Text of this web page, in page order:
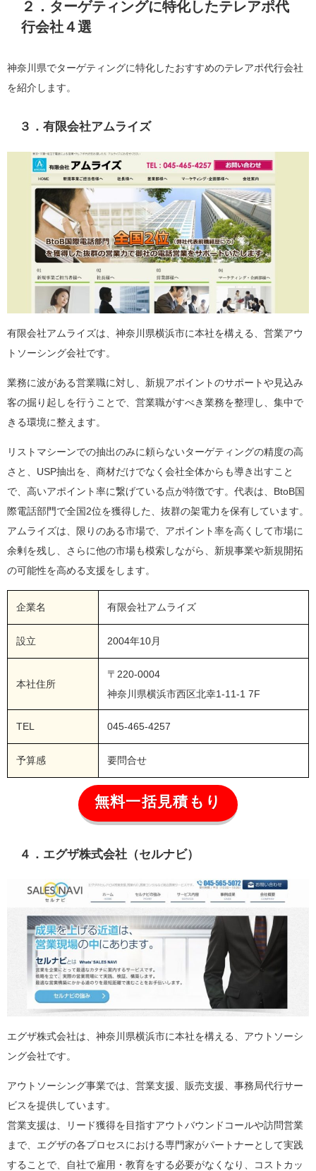
２．ターゲティングに特化したテレアポ代
行会社４選
神奈川県でターゲティングに特化したおすすめのテレアポ代行会社
を紹介します。
３．有限会社アムライズ
有限会社アムライズは、神奈川県横浜市に本社を構える、営業アウ
トソーシング会社です。
業務に波がある営業職に対し、新規アポイントのサポートや見込み
客の掘り起しを行うことで、営業職がすべき業務を整理し、集中で
きる環境に整えます。
リストマシーンでの抽出のみに頼らないターゲティングの精度の高
さと、USP抽出を、商材だけでなく会社全体からも導き出すこと
で、高いアポイント率に繋げている点が特徴です。代表は、BtoB国
際電話部門で全国2位を獲得した、抜群の架電力を保有しています。
アムライズは、限りのある市場で、アポイント率を高くして市場に
余剰を残し、さらに他の市場も模索しながら、新規事業や新規開拓
の可能性を高める支援をします。
企業名 有限会社アムライズ
設立 2004年10月
本社住所
〒220-0004
神奈川県横浜市西区北幸1-11-1 7F
TEL 045-465-4257
予算感 要問合せ
無料一括見積もり
４．エグザ株式会社（セルナビ）
エグザ株式会社は、神奈川県横浜市に本社を構える、アウトソーシ
ング会社です。
アウトソーシング事業では、営業支援、販売支援、事務局代行サー
ビスを提供しています。
営業支援は、リード獲得を目指すアウトバウンドコールや訪問営業
まで、エグザの各プロセスにおける専門家がパートナーとして実践
することで、自社で雇用・教育をする必要がなくなり、コストカッ